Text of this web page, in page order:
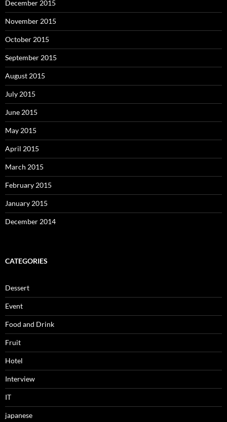
December 2015
November 2015
October 2015
September 2015
August 2015
July 2015
June 2015
May 2015
April 2015
March 2015
February 2015
January 2015
December 2014
CATEGORIES
Dessert
Event
Food and Drink
Fruit
Hotel
Interview
IT
japanese